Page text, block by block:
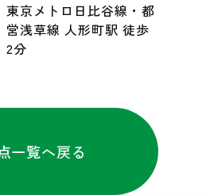
東京メトロ日比谷線・都
営浅草線 人形町駅 徒歩
2分
一覧へ戻る